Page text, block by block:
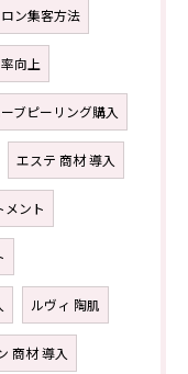
ン集客方法
向上
ブピーリング購入
エステ 商材 導入
メント
ルヴィ 陶肌
商材 導入